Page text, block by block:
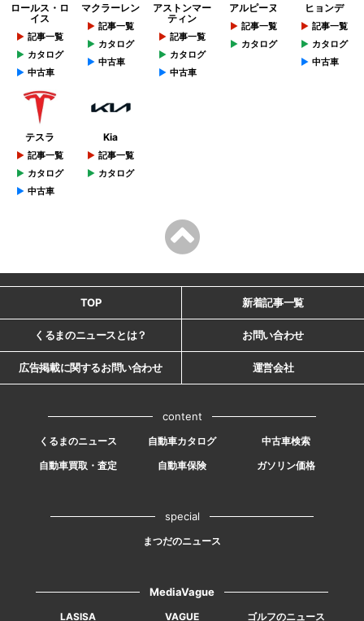
ロールス・ロ
イス
記事一覧
カタログ
中古車
マクラーレン
記事一覧
カタログ
中古車
アストンマー
ティン
記事一覧
カタログ
中古車
アルピーヌ
記事一覧
カタログ
ヒョンデ
記事一覧
カタログ
中古車
テスラ
記事一覧
カタログ
中古車
Kia
記事一覧
カタログ
TOP 新着記事一覧
くるまのニュースとは？ お問い合わせ
広告掲載に関するお問い合わせ 運営会社
content
くるまのニュース 自動車カタログ
中古車検索
自動車買取・査定
自動車保険 ガソリン価格
special
まつだのニュース
MediaVague
LASISA VAGUE ゴルフのニュース